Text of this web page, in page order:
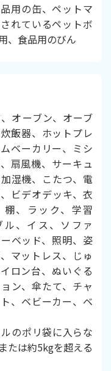
用の缶、ペットマ
れているペットボ
、食品用のびん
オーブン、オーブ
飯器、ホットプレ
ベーカリー、ミシ
扇風機、サーキュ
湿機、こたつ、電
ビデオデッキ、衣
棚、ラック、学習
ル、イス、ソファ
ベッド、照明、姿
マットレス、じゅ
ロン台、ぬいぐる
ン、傘たて、チャ
、ベビーカー、ベ
のポリ袋に入らな
たは約5kgを超える